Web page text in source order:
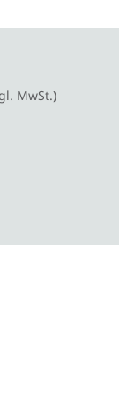
MwSt.)